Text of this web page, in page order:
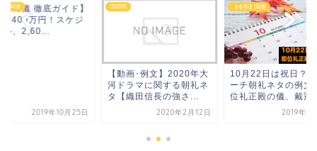
】関連
宴の儀 徹底ガイド】
8,400万円！スケジ
ル、2,60...
2019年10月25日
2020年
【動画･例文】2020年大
河ドラマに関する朝礼ネ
タ【織田信長の強さ...
2020年2月12日
【令和】関連
10月22日は祝日？
ーチ朝礼ネタの例文
位礼正殿の儀、戴冠
2019年10